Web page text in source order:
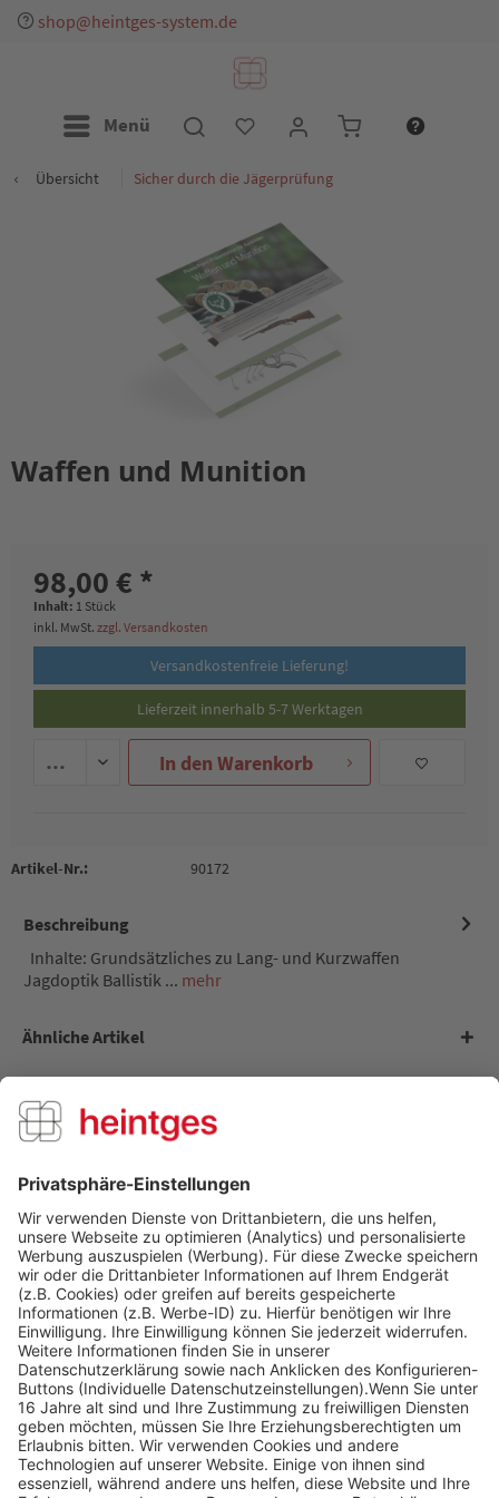
shop@heintges-system.de
Menü
Übersicht Sicher durch die Jägerprüfung
Waffen und Munition
98,00 € *
Inhalt: 1 Stück
inkl. MwSt. zzgl. Versandkosten
Versandkostenfreie Lieferung!
Lieferzeit innerhalb 5-7 Werktagen
In den Warenkorb
Artikel-Nr.: 90172
Beschreibung
Inhalte: Grundsätzliches zu Lang- und Kurzwaffen
Jagdoptik Ballistik ... mehr
Ähnliche Artikel
Kunden haben sich ebenfalls angesehen
Über uns
Service Hotline
Shop Service
Informationen
Folge uns